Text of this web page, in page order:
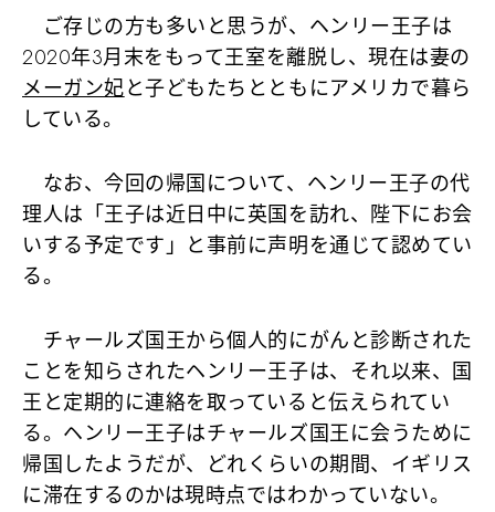
ご存じの方も多いと思うが、ヘンリー王子は
2020年3月末をもって王室を離脱し、現在は妻の
メーガン妃と子どもたちとともにアメリカで暮ら
している。
なお、今回の帰国について、ヘンリー王子の代
理人は「王子は近日中に英国を訪れ、陛下にお会
いする予定です」と事前に声明を通じて認めてい
る。
チャールズ国王から個人的にがんと診断された
ことを知らされたヘンリー王子は、それ以来、国
王と定期的に連絡を取っていると伝えられてい
る。ヘンリー王子はチャールズ国王に会うために
帰国したようだが、どれくらいの期間、イギリス
に滞在するのかは現時点ではわかっていない。